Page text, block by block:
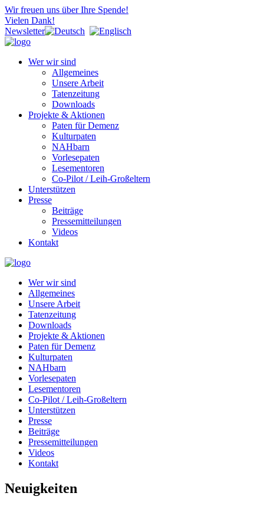
Wir freuen uns über Ihre Spende!
Vielen Dank!
Newsletter
Wer wir sind
Allgemeines
Unsere Arbeit
Tatenzeitung
Downloads
Projekte & Aktionen
Paten für Demenz
Kulturpaten
NAHbarn
Vorlesepaten
Lesementoren
Co-Pilot / Leih-Großeltern
Unterstützen
Presse
Beiträge
Pressemitteilungen
Videos
Kontakt
Wer wir sind
Allgemeines
Unsere Arbeit
Tatenzeitung
Downloads
Projekte & Aktionen
Paten für Demenz
Kulturpaten
NAHbarn
Vorlesepaten
Lesementoren
Co-Pilot / Leih-Großeltern
Unterstützen
Presse
Beiträge
Pressemitteilungen
Videos
Kontakt
Neuigkeiten